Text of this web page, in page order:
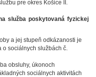
pre okres Košice II.
služba poskytovaná fyzickej
a jej stupeň odkázanosti je
sociálnych službách č.
obsluhy, úkonoch
sociálnych aktivitách